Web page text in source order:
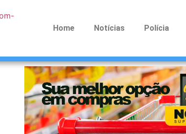
Home Notícias Polícia